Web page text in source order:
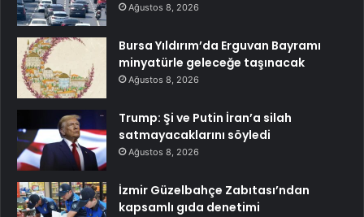
Ağustos 8, 2026
Bursa Yıldırım’da Erguvan Bayramı
minyatürle geleceğe taşınacak
Ağustos 8, 2026
Trump: Şi ve Putin İran’a silah
satmayacaklarını söyledi
Ağustos 8, 2026
İzmir Güzelbahçe Zabıtası’ndan
kapsamlı gıda denetimi